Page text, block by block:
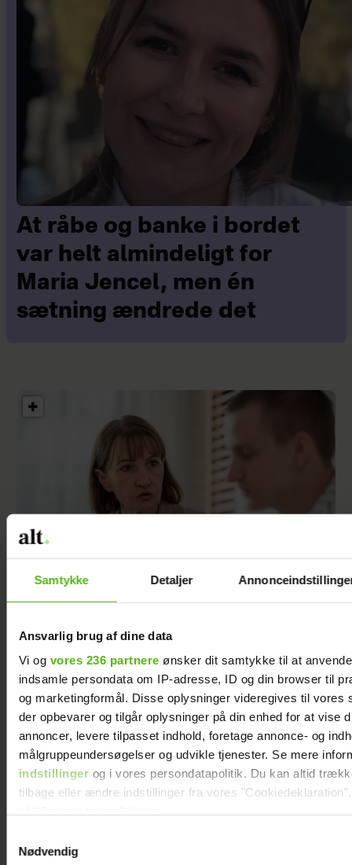
Samtykke Detaljer
Ansvarlig brug af dine data
Vi og vores 236 partnere ønsker dit samtykke til at
indsamle persondata om IP-adresse, ID og din browser til
og marketingformål. Disse oplysninger videregives til vores
der opbevarer og tilgår oplysninger på din enhed for at vise
annoncer, levere tilpasset indhold, foretage annonce- og
målgruppeundersøgelser og udvikle tjenester. Se mere
indstillingerog i vores persondatapolitik. Du kan altid
tilbage eller ændre indstillinger fra vores
Dine valg anvendes på hele websitet.
Nødvendig
At råbe og banke i bordet
var helt almindeligt for
Maria Jencel, men én
sætning ændrede det
min søn er en af dem